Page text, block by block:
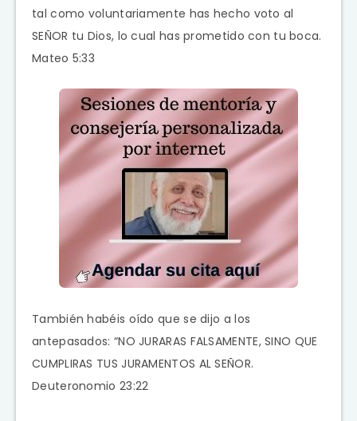
tal como voluntariamente has hecho voto al
SEÑOR tu Dios, lo cual has prometido con tu boca.
Mateo 5:33
También habéis oído que se dijo a los
antepasados: “NO JURARAS FALSAMENTE, SINO QUE
CUMPLIRAS TUS JURAMENTOS AL SEÑOR.
Deuteronomio 23:22